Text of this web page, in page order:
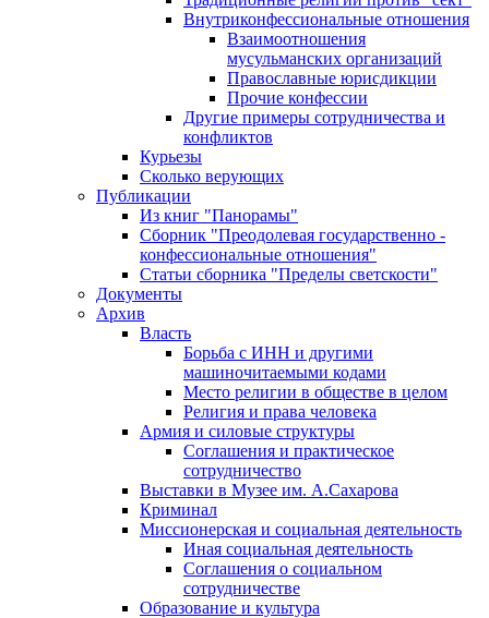
Внутриконфессиональные отношения
Взаимоотношения
мусульманских организаций
Православные юрисдикции
Прочие конфессии
Другие примеры сотрудничества и
конфликтов
Курьезы
Сколько верующих
Публикации
Из книг "Панорамы"
Сборник "Преодолевая государственно -
конфессиональные отношения"
Статьи сборника "Пределы светскости"
Документы
Архив
Власть
Борьба с ИНН и другими
машиночитаемыми кодами
Место религии в обществе в целом
Религия и права человека
Армия и силовые структуры
Соглашения и практическое
сотрудничество
Выставки в Музее им. А.Сахарова
Криминал
Миссионерская и социальная деятельность
Иная социальная деятельность
Соглашения о социальном
сотрудничестве
Образование и культура